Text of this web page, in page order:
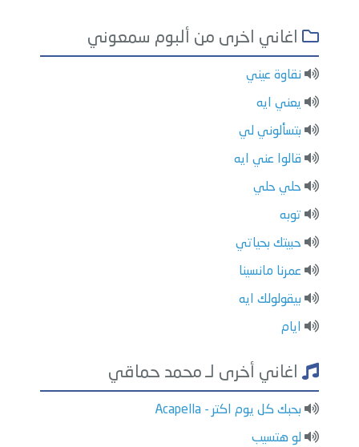
اغاني اخرى من ألبوم سمعوني
نقاوة عيني
يعني ايه
بتسألوني لي
قالوا عني ايه
حلي حلي
توبه
حبيتك بحياتي
عمرنا مانسينا
بيقولولك ايه
ايام
اغاني أخرى لـ محمد حماقي
بحبك كل يوم اكتر - Acapella
لو هتسيب